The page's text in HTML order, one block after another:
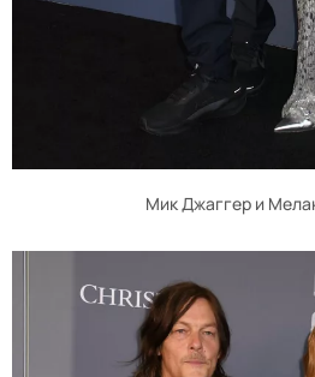
Мик Джаггер и